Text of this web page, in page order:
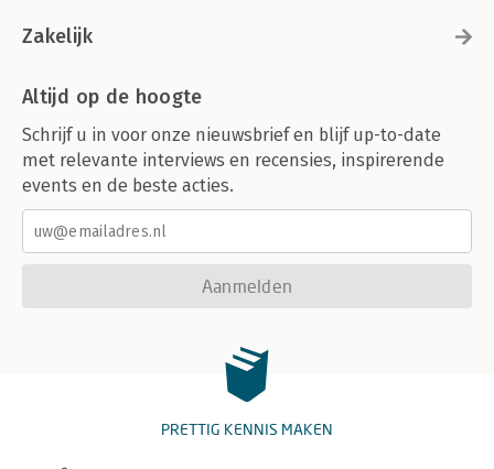
Zakelijk
Altijd op de hoogte
Schrijf u in voor onze nieuwsbrief en blijf up-to-date
met relevante interviews en recensies, inspirerende
events en de beste acties.
Aanmelden
PRETTIG KENNIS MAKEN